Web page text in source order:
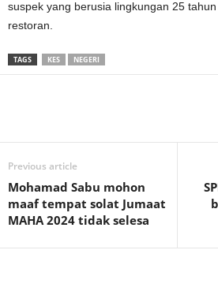
suspek yang berusia lingkungan 25
restoran.
TAGS KES NEGERI
Previous article
Mohamad Sabu mohon
maaf tempat solat Jumaat
MAHA 2024 tidak selesa